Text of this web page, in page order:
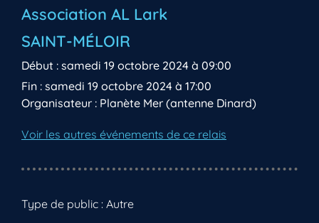
Association AL Lark
SAINT-MÉLOIR
Début : samedi 19 octobre 2024 à 09:00
Fin : samedi 19 octobre 2024 à 17:00
Organisateur : Planète Mer (antenne Dinard)
Voir les autres événements de ce relais
Type de public : Autre